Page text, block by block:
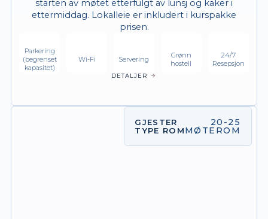
starten av møtet etterfulgt av lunsj og kaker i
ettermiddag. Lokalleie er inkludert i kurspakke
prisen.
Parkering
(begrenset
kapasitet)
Wi-Fi Servering
Grønn
hostell
24/7
Resepsjon
DETALJER
GJESTER 20-25
TYPE ROMMØTEROM